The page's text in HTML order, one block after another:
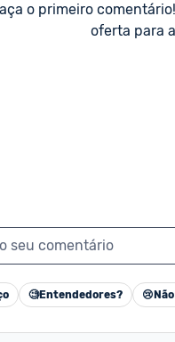
o primeiro
oferta para
seu comentário
🧐Entendedores? 😢